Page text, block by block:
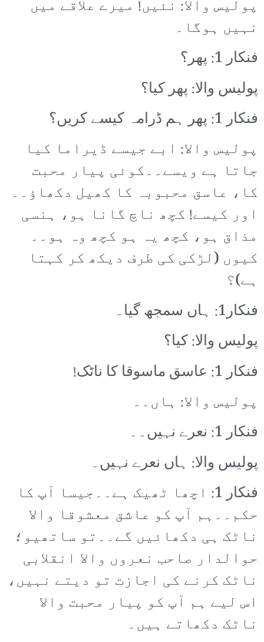
پولیس والا: نئیں! میرے علاقے میں
نہیں ہوگا۔
فنکار 1: پھر؟
پولیس والا: پھر کیا؟
فنکار 1: پھر ہم ڈرامہ کیسے کریں؟
پولیس والا: ابے جیسے ڈیراما کیا
جاتا ہے ویسے۔۔کوئی پیار محبت
کا، عاسق محبوبہ کا کھیل دکھاؤ۔۔
اور کیسے! کچھ ناچ گانا ہو، ہنسی
مذاق ہو، کچھ یہ ہو کچھ وہ ہو۔۔
کیوں (لڑکی کی طرف دیکھ کر کہتا
ہے)؟
فنکار1: ہاں سمجھ گیا۔
پولیس والا: کیا؟
فنکار 1: عاسق ماسوقا کا ناٹک!
پولیس والا: ہاں۔۔
فنکار 1: نعرے نہیں۔۔
پولیس والا: ہاں نعرے نہیں۔
فنکار 1: اچھا ٹھیک ہے۔۔جیسا آپ کا
حکم۔۔ہم آپ کو عاشق معشوقا والا
ناٹک ہی دکھائیں گے۔۔تو ساتھیو؛
حوالدار صاحب نعروں والا انقلابی
ناٹک کرنے کی اجازت تو دیتے نہیں،
اس لیے ہم آپ کو پیار محبت والا
ناٹک دکھاتے ہیں۔